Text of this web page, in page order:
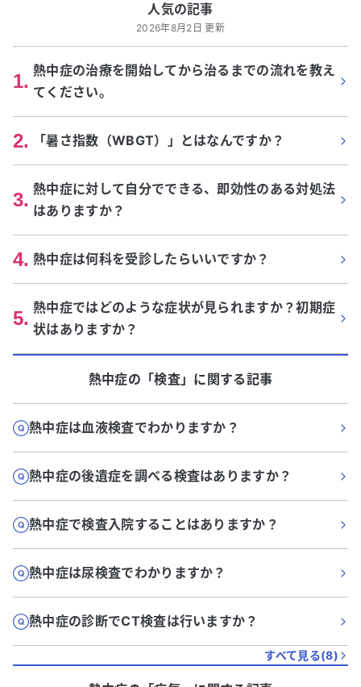
人気の記事
2026年8月2日 更新
1. 熱中症の治療を開始してから治るまでの流れを教え
てください。
2. 「暑さ指数（WBGT）」とはなんですか？
3. 熱中症に対して自分でできる、即効性のある対処法
はありますか？
4. 熱中症は何科を受診したらいいですか？
5. 熱中症ではどのような症状が見られますか？初期症
状はありますか？
熱中症の「検査」に関する記事
熱中症は血液検査でわかりますか？
熱中症の後遺症を調べる検査はありますか？
熱中症で検査入院することはありますか？
熱中症は尿検査でわかりますか？
熱中症の診断でCT検査は行いますか？
すべて見る(8)